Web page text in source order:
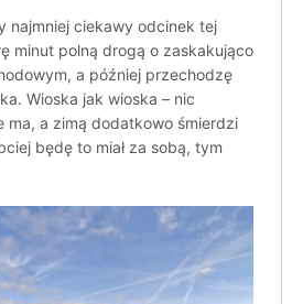
najmniej ciekawy odcinek tej
minut polną drogą o zaskakująco
a później przechodzę
Wioska jak wioska – nic
ma, a zimą dodatkowo śmierdzi
będę to miał za sobą, tym